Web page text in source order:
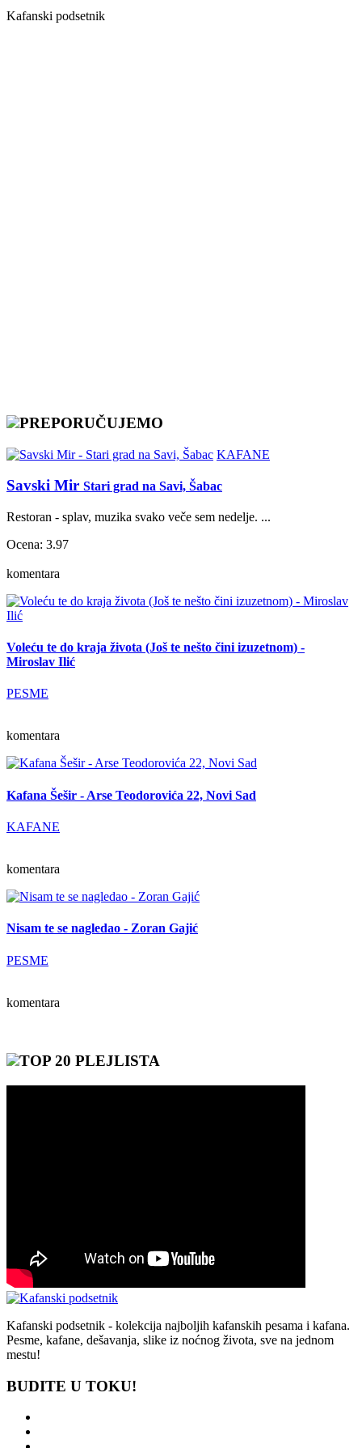
Kafanski podsetnik
PREPORUČUJEMO
KAFANE
Savski Mir Stari grad na Savi, Šabac
Restoran - splav, muzika svako veče sem nedelje. ...
Ocena: 3.97
komentara
Voleću te do kraja života (Još te nešto čini izuzetnom) -
Miroslav Ilić
PESME
komentara
Kafana Šešir - Arse Teodorovića 22, Novi Sad
KAFANE
komentara
Nisam te se nagledao - Zoran Gajić
PESME
komentara
TOP 20 PLEJLISTA
Kafanski podsetnik - kolekcija najboljih kafanskih pesama i kafana.
Pesme, kafane, dešavanja, slike iz noćnog života, sve na jednom
mestu!
BUDITE U TOKU!